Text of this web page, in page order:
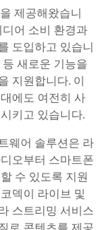
제공해왔습니
어 소비 환경과
도입하고 있습니
새로운 기능을
지원합니다. 이
에도 여전히 사
키고 있습니다.
웨어 솔루션은 라
오부터 스마트폰
수 있도록 지원
덱이 라이브 및
스트리밍 서비스